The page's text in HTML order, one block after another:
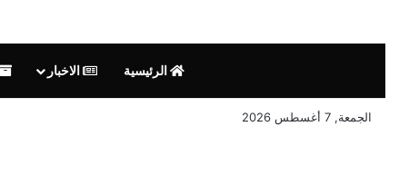
الرئيسية الاخبار
الجمعة, 7 أغسطس 2026